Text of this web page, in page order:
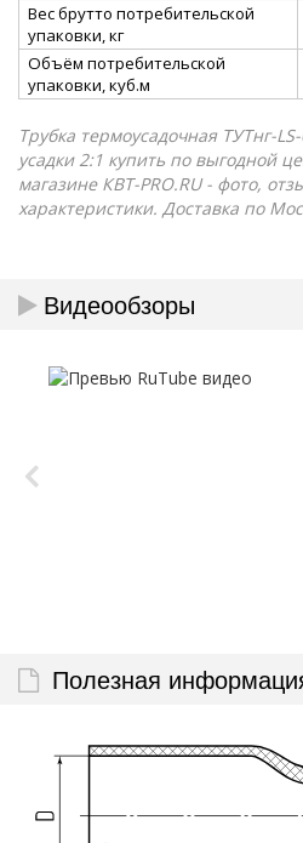
Вес брутто потребительской
упаковки, кг
Объём потребительской
упаковки, куб.м
Трубка термоусадочная ТУТнг-
усадки 2:1 купить по выгодной
магазине КВТ-PRO.RU - фото,
характеристики. Доставка по
Видеообзоры
Полезная